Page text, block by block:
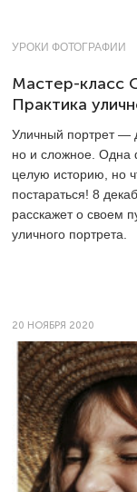
УРОКИ ФОТОГРАФИИ
Мастер-класс
Практика
Уличный портрет —
но и сложное. Одна
целую историю, но
постараться! 8
расскажет о своем
уличного портрета.
20 НОЯБРЯ 2020